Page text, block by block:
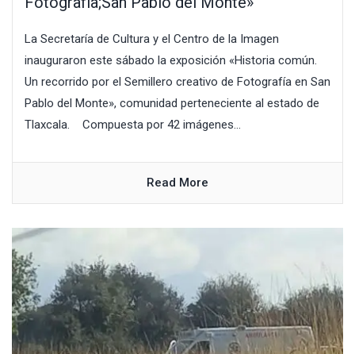
La Secretaría de Cultura y el Centro de la Imagen
inauguraron este sábado la exposición «Historia común.
Un recorrido por el Semillero creativo de Fotografía en San
Pablo del Monte», comunidad perteneciente al estado de
Tlaxcala. Compuesta por 42 imágenes...
Read More